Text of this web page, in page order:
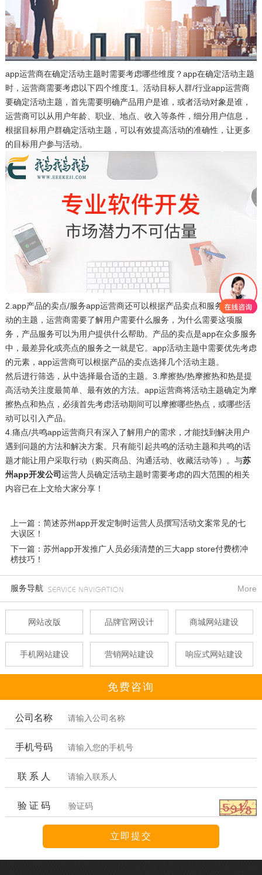
app运营商在确定活动主题时需要考虑哪些维度？app在确定活动主题
时，运营商需要考虑以下四个维度:1。活动目标人群/行业app运营商
要确定活动主题，首先需要明确产品用户是谁，或者活动对象是谁，
运营商可以从用户年龄、职业、地点、收入等条件，细分用户信息，
根据目标用户群确定活动主题，可以有效提高活动的准确性，让更多
的目标用户参与活动。
2.app产品的卖点/服务app运营商还可以根据产品卖点和服务来确定活
动的主题，运营商需要了解用户需要什么服务，为什么需要这项服
务，产品服务可以为用户提供什么帮助。产品的卖点是app在众多服务
中，最差异化或亮点的服务之一就是它。app活动主题中需要优先考虑
的元素，app运营商可以根据产品的卖点选择几个活动主题。
然后进行筛选，从中选择最合适的主题。3.摩擦热/热摩擦热和热是提
高活动关注度最简单、最有效的方法。app运营商将活动主题确定为摩
擦热点和热点，必须首先考虑活动期间可以摩擦哪些热点，或哪些活
动可以引入产品。
4.痛点/共鸣app运营商只有深入了解用户的需求，才能找到解决用户
遇到问题的方法和解决方案。只有能引起共鸣的活动主题和共鸣的话
题才能让用户采取行动（购买商品、沟通活动、收藏活动等）。与苏
州app开发公司运营人员确定活动主题时需要考虑的四大范围的相关
内容已在上文给大家分享！
上一篇：简述苏州app开发定制时运营人员撰写活动文案常见的七
大误区！
下一篇：苏州app开发推广人员必须清楚的三大app store付费榜冲
榜技巧！
服务导航 More
网站改版 品牌官网设计 商城网站建设
手机网站建设 营销网站建设 响应式网站建设
免费咨询
公司名称
手机号码
联 系 人
验 证 码